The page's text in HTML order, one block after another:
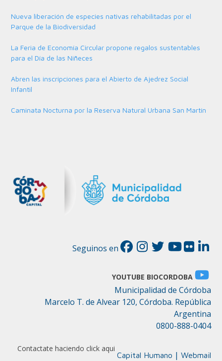
Nueva liberación de especies nativas rehabilitadas por el
Parque de la Biodiversidad
La Feria de Economía Circular propone regalos sustentables
para el Día de las Niñeces
Abren las inscripciones para el Abierto de Ajedrez Social
Infantil
Caminata Nocturna por la Reserva Natural Urbana San Martín
Contactate haciendo click aqui
Seguinos en
YOUTUBE BIOCORDOBA
Municipalidad de Córdoba
Marcelo T. de Alvear 120, Córdoba. República
Argentina
0800-888-0404
Capital Humano | Webmail